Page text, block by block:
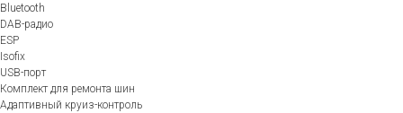
Bluetooth
DAB-радио
ESP
Isofix
USB-порт
Комплект для ремонта шин
Адаптивный круиз-контроль